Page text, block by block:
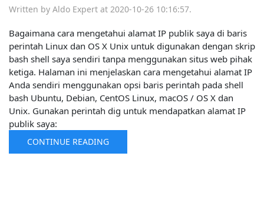
Written by Aldo Expert at 2020-10-26 10:16:57.
Bagaimana cara mengetahui alamat IP publik saya di baris
perintah Linux dan OS X Unix untuk digunakan dengan skrip
bash shell saya sendiri tanpa menggunakan situs web pihak
ketiga. Halaman ini menjelaskan cara mengetahui alamat IP
Anda sendiri menggunakan opsi baris perintah pada shell
bash Ubuntu, Debian, CentOS Linux, macOS / OS X dan
Unix. Gunakan perintah dig untuk mendapatkan alamat IP
publik saya:
CONTINUE READING